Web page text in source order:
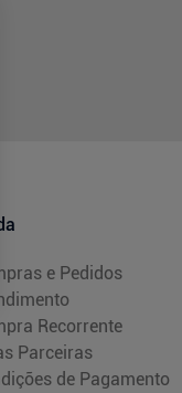
e Pedidos
Recorrente
Parceiras
de Pagamento